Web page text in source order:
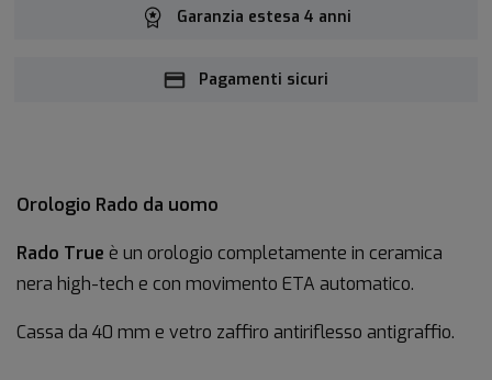
Garanzia estesa 4 anni
Pagamenti sicuri
Orologio Rado da uomo
Rado True è un orologio completamente in ceramica
nera high-tech e con movimento ETA automatico.
Cassa da 40 mm e vetro zaffiro antiriflesso antigraffio.